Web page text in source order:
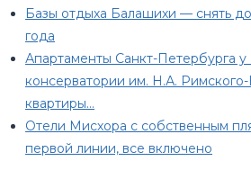
Базы отдыха Балашихи — снять
года
Апартаменты Санкт-Петербурга у
консерватории им. Н.А.
квартиры…
Отели Мисхора с собственным
первой линии, все включено